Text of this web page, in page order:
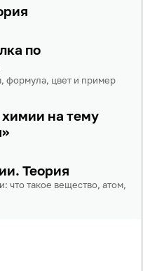
персональных
персональных
по
формула, цвет и пример
химии на тему
Теория
что такое вещество, атом,